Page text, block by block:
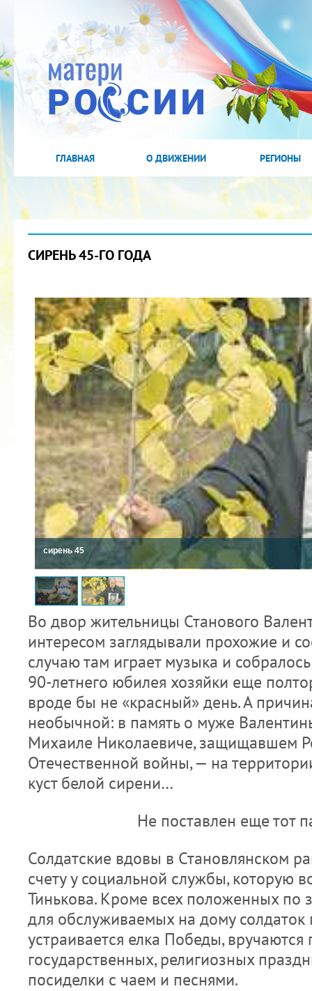
ГЛАВНАЯ О ДВИЖЕНИИ РЕГИОНЫ
СИРЕНЬ 45-ГО ГОДА
сирень 45
Во двор жительницы Станового
интересом заглядывали прохожие и
случаю там играет музыка и
90-летнего юбилея хозяйки еще
вроде бы не «красный» день. А
необычной: в память о муже
Михаиле Николаевиче, защищавшем
Отечественной войны, — на
куст белой сирени…
Не поставлен еще тот
Солдатские вдовы в Становлянском
счету у социальной службы, которую
Тинькова. Кроме всех положенных по
для обслуживаемых на дому солдаток
устраивается елка Победы,
государственных, религиозных
посиделки с чаем и песнями.
КУБОК ДРУЖБЫ
02.09.2019